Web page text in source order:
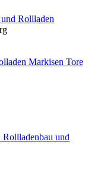
Rollladen
Markisen Tore
und